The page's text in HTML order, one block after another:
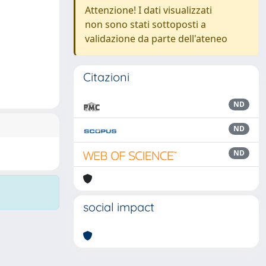
Attenzione! I dati visualizzati
non sono stati sottoposti a
validazione da parte dell'ateneo
Citazioni
ND
ND
ND
social impact